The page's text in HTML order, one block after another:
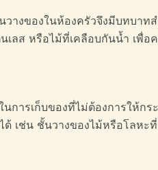
วางของในห้องครัวจึงมีบทบา
เลส หรือไม้ที่เคลือบกันน้ำ เพื่อ
ารเก็บของที่ไม่ต้องการให้ก
ด้ เช่น ชั้นวางของไม้หรือโลห